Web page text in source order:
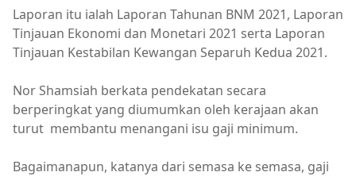
Laporan itu ialah Laporan Tahunan BNM 2021, Laporan
Tinjauan Ekonomi dan Monetari 2021 serta Laporan
Tinjauan Kestabilan Kewangan Separuh Kedua 2021.
Nor Shamsiah berkata pendekatan secara
berperingkat yang diumumkan oleh kerajaan akan
turut membantu menangani isu gaji minimum.
Bagaimanapun, katanya dari semasa ke semasa, gaji